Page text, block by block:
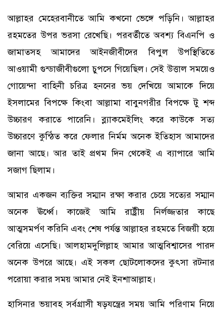
আল্লাহর মেহেরবানীতে আমি কখনো ভেঙ্গে পড়িনি। আল্লাহর
রহমতের উপর ভরসা রেখেছি। পরবর্তীতে অবশ্য বিএনপি ও
জামাতসহ আমাদের আইনজীবীদের বিপুল উপস্থিতিতে
আওয়ামী গুন্ডাজীবীগুলো চুপসে গিয়েছিল। সেই উত্তাল সময়েও
গোয়েন্দা বাহিনী চরিত্র হননের ভয় দেখিয়ে আমাকে দিয়ে
ইসলামের বিপক্ষে কিংবা আল্লামা বাবুনগরীর বিপক্ষে টু শব্দ
উচ্চারণ করাতে পারেনি। ব্ল্যাকমেইলিং করে কাউকে সত্য
উচ্চারণে কুন্ঠিত করে ফেলার নির্মম অনেক ইতিহাস আমাদের
জানা আছে। আর তাই প্রথম দিন থেকেই এ ব্যাপারে আমি
সজাগ ছিলাম।
আমার একজন ব্যক্তির সম্মান রক্ষা করার চেয়ে সত্যের সম্মান
অনেক ঊর্ধ্বে। কাজেই আমি রাষ্ট্রীয় নির্লজ্জতার কাছে
আত্মসমর্পণ করিনি এবং শেষ পর্যন্ত আল্লাহর রহমতে বিজয়ী হয়ে
বেরিয়ে এসেছি। আলহামদুলিল্লাহ আমার আত্মবিশ্বাসের পারদ
অনেক উপরে আছে। এই সকল ছোটলোকদের কুৎসা রটনার
পরোয়া করার সময় আমার নেই ইনশাআল্লাহ।
হাসিনার ভয়াবহ সর্বগ্রাসী ষড়যন্ত্রের সময় আমি পরিণাম নিয়ে